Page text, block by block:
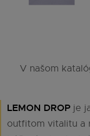
V našom
LEMON DROP je
outfitom vitalitu a